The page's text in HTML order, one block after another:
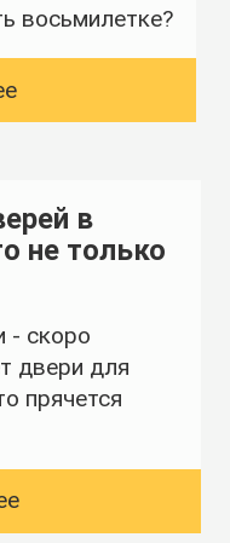
восьмилетке?
в
не только
- скоро
двери для
прячется